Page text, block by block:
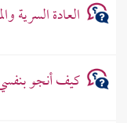
العادة السرية
كيف أنجو